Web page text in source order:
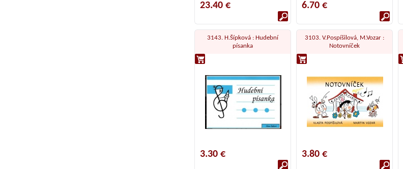
23.40 € 6.70 €
3143. H.Šípková : Hudební
písanka
3.30 €
3103. V.Pospíšilová, M.Vozar :
Notovníček
3.80 €